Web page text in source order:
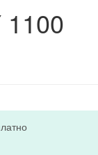
1100